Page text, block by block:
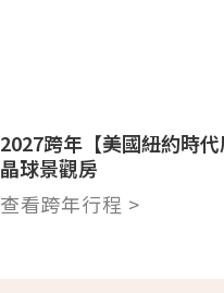
2027跨年【美國紐約時
晶球景觀房
查看跨年行程 >